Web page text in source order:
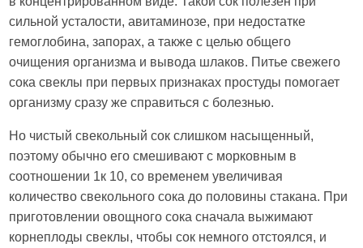
сильной усталости, авитаминозе, при недостатке
гемоглобина, запорах, а также с целью общего
очищения организма и вывода шлаков. Питье свежего
сока свеклы при первых признаках простуды помогает
организму сразу же справиться с болезнью.
Но чистый свекольный сок слишком насыщенный,
поэтому обычно его смешивают с морковным в
соотношении 1к 10, со временем увеличивая
количество свекольного сока до половины стакана. При
приготовлении овощного сока сначала выжимают
корнеплоды свеклы, чтобы сок немного отстоялся, и